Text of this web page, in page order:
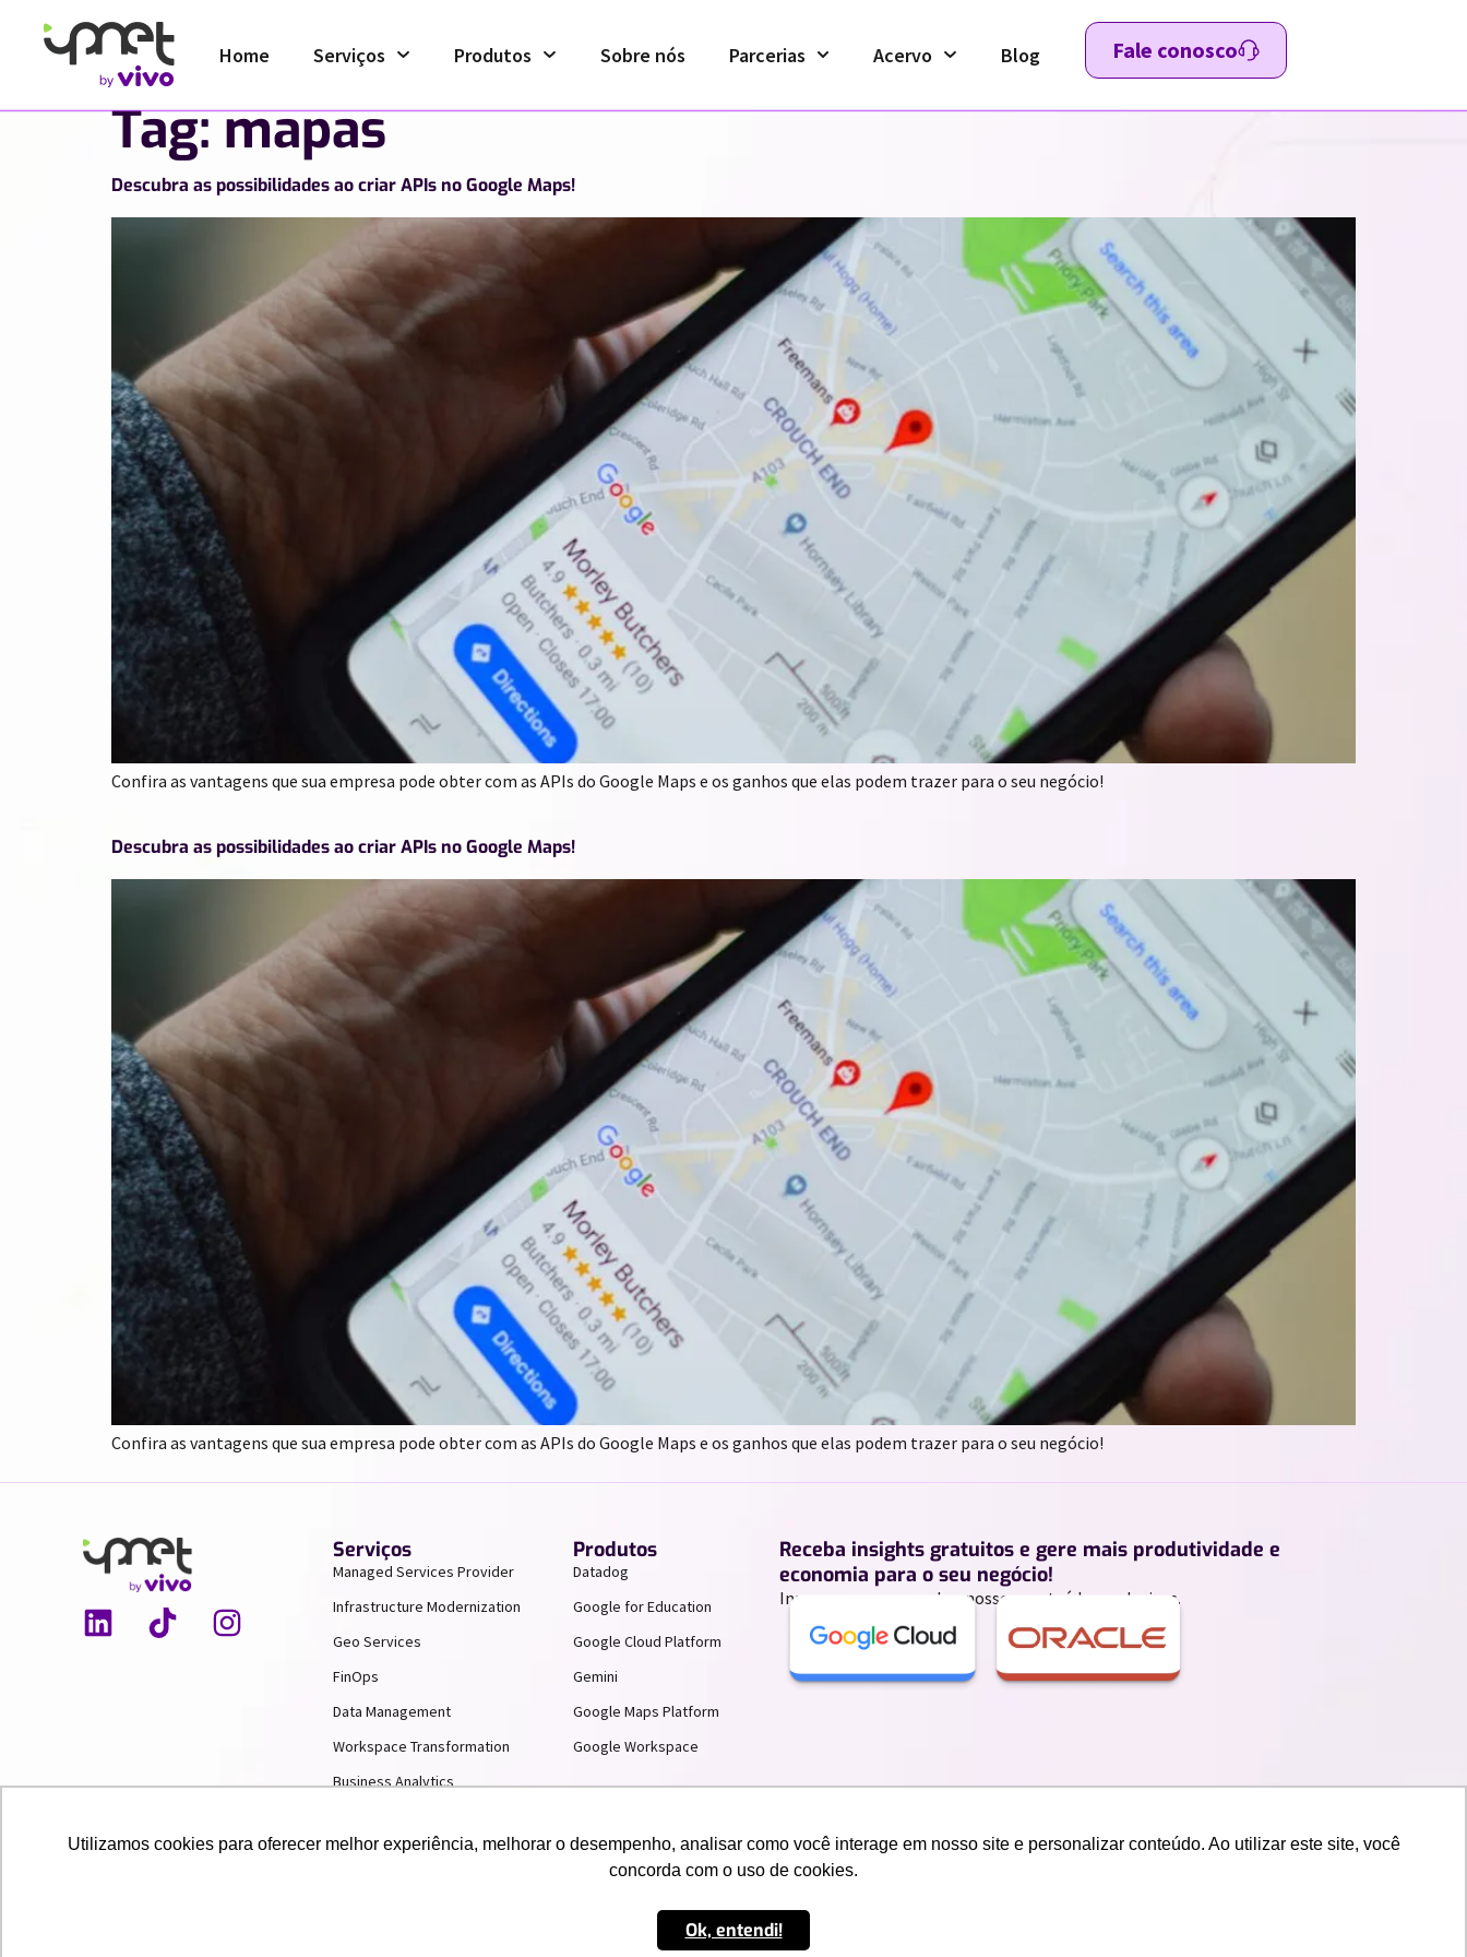
Utilizamos cookies para oferecer melhor experiência, melhorar o desempenho, analisar como você interage em nosso site e personalizar conteúdo. Ao utilizar este site, você
concorda com o uso de cookies.
Ok, entendi!
Home Serviços Produtos Sobre nós Parcerias Acervo Blog Fale conosco
Tag:mapas
Descubra as possibilidades ao criar APIs no Google Maps!
Confira as vantagens que sua empresa pode obter com as APIs do Google Maps e os ganhos que elas podem trazer para o seu negócio!
Descubra as possibilidades ao criar APIs no Google Maps!
Confira as vantagens que sua empresa pode obter com as APIs do Google Maps e os ganhos que elas podem trazer para o seu negócio!
Serviços
Managed Services Provider
Infrastructure Modernization
Geo Services
FinOps
Data Management
Workspace Transformation
Business Analytics
Produtos
Datadog
Google for Education
Google Cloud Platform
Gemini
Google Maps Platform
Google Workspace
Receba insights gratuitos e gere mais produtividade e
economia para o seu negócio!
Inscreva-se para receber nossos conteúdos exclusivos.
Termos de uso e Politicas de Privacidade